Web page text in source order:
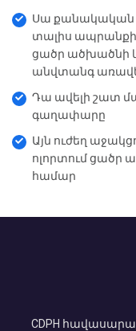
Սա քանակական
տալիս ապրանքի
ցածր ածխածնի
անվտանգ
Դա ավելի շատ
գաղափարը
Այն ուժեղ
ոլորտում ցածր
համար
CDPH